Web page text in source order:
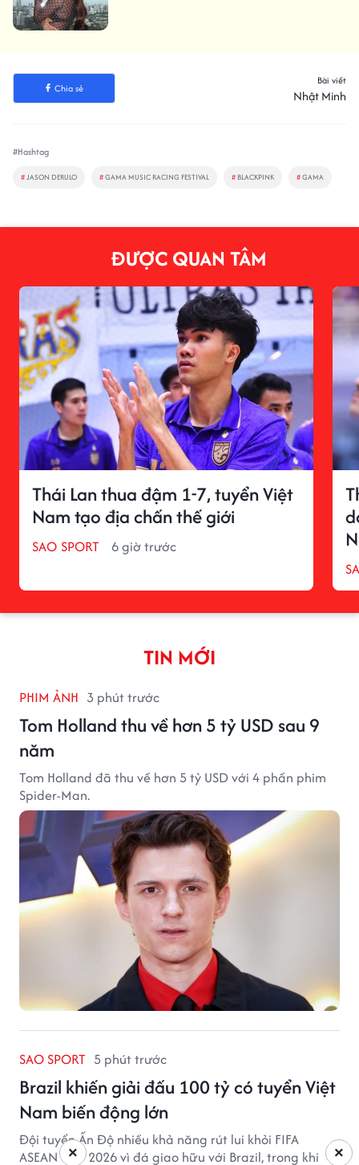
Chia sẻ
Bài viết
Nhật Minh
#Hashtag
#JASON DERULO #GAMA MUSIC RACING FESTIVAL # BLACKPINK #GAMA
ĐƯỢC QUAN TÂM
Thái Lan thua đậm 1-7, tuyển Việt
Nam tạo địa chấn thế giới
SAO SPORT 6 giờ trước
TIN MỚI
PHIM ẢNH 3 phút trước
Tom Holland thu về hơn 5 tỷ USD sau 9
năm
Tom Holland đã thu về hơn 5 tỷ USD với 4 phần phim
Spider-Man.
SAO SPORT 5 phút trước
Brazil khiến giải đấu 100 tỷ có tuyển Việt
Nam biến động lớn
Đội tuyển Ấn Độ nhiều khả năng rút lui khỏi FIFA
ASEAN Cup 2026 vì đá giao hữu với Brazil, trong khi
×
×